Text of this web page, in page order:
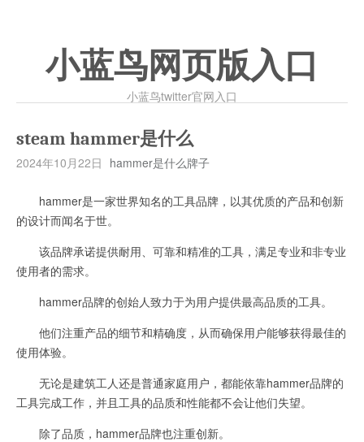
小蓝鸟网页版入口
小蓝鸟twitter官网入口
steam hammer是什么
2024年10月22日 hammer是什么牌子
hammer是一家世界知名的工具品牌，以其优质的产品和创新
的设计而闻名于世。
该品牌承诺提供耐用、可靠和精准的工具，满足专业和非专业
使用者的需求。
hammer品牌的创始人致力于为用户提供最高品质的工具。
他们注重产品的细节和精确度，从而确保用户能够获得最佳的
使用体验。
无论是建筑工人还是普通家庭用户，都能依靠hammer品牌的
工具完成工作，并且工具的品质和性能都不会让他们失望。
除了品质，hammer品牌也注重创新。